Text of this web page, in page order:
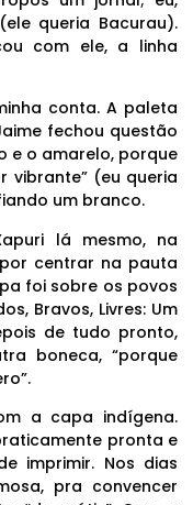
queria Bacurau).
com ele, a linha
conta. A paleta
fechou questão
e o amarelo, porque
vibrante” (eu queria
um branco.
lá mesmo, na
centrar na pauta
foi sobre os povos
Bravos, Livres: Um
de tudo pronto,
boneca, “porque
a capa indígena.
pronta e
imprimir. Nos dias
pra convencer